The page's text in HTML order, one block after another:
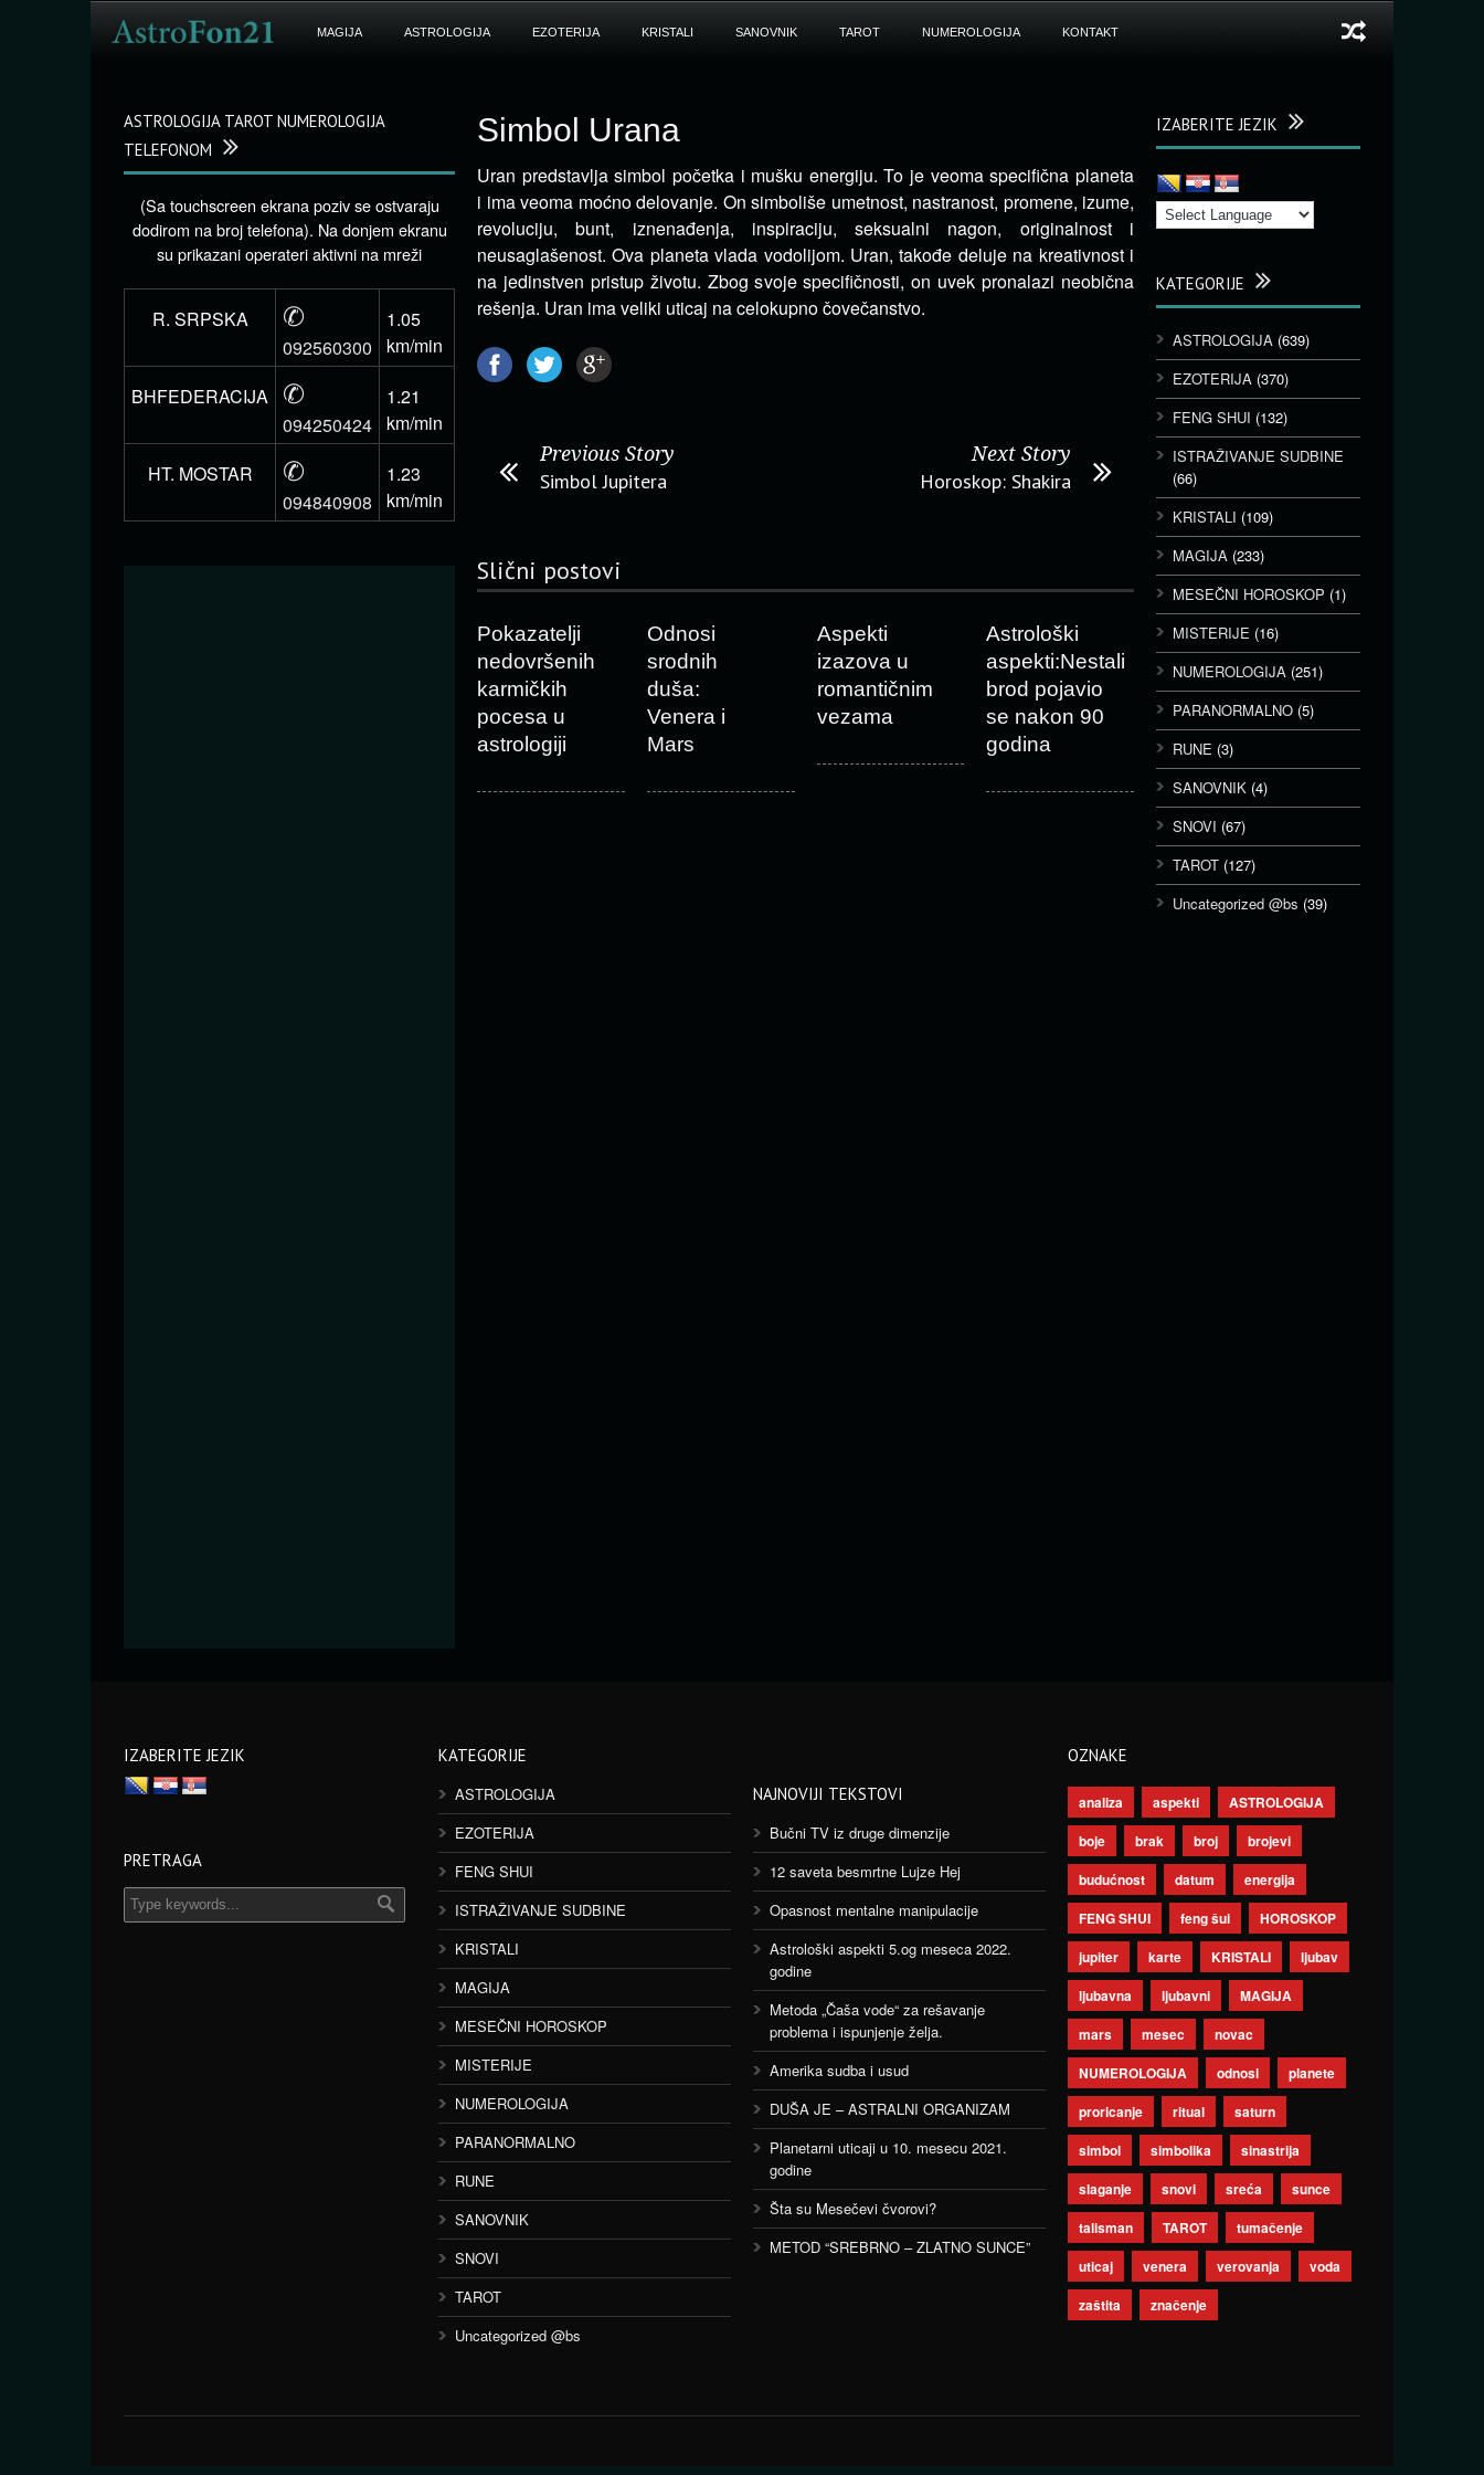
MAGIJA ASTROLOGIJA EZOTERIJA KRISTALI SANOVNIK TAROT NUMEROLOGIJA KONTAKT
Simbol Urana
Uran predstavlja simbol početka i mušku energiju. To je veoma specifična planeta
i ima veoma moćno delovanje. On simboliše umetnost, nastranost, promene, izume,
revoluciju, bunt, iznenađenja, inspiraciju, seksualni nagon, originalnost i
neusaglašenost. Ova planeta vlada vodolijom. Uran, takođe deluje na kreativnost i
na jedinstven pristup životu. Zbog svoje specifičnosti, on uvek pronalazi neobična
rešenja. Uran ima veliki uticaj na celokupno čovečanstvo.
Previous Story
Simbol Jupitera
Next Story
Horoskop: Shakira
Slični postovi
Pokazatelji
nedovršenih
karmičkih
pocesa u
astrologiji
Odnosi
srodnih
duša:
Venera i
Mars
Aspekti
izazova u
romantičnim
vezama
Astrološki
aspekti:Nestali
brod pojavio
se nakon 90
godina
IZABERITE JEZIK
KATEGORIJE
ASTROLOGIJA (639)
EZOTERIJA (370)
FENG SHUI (132)
ISTRAŽIVANJE SUDBINE
(66)
KRISTALI (109)
MAGIJA (233)
MESEČNI HOROSKOP (1)
MISTERIJE (16)
NUMEROLOGIJA (251)
PARANORMALNO (5)
RUNE (3)
SANOVNIK (4)
SNOVI (67)
TAROT (127)
Uncategorized @bs (39)
ASTROLOGIJA TAROT NUMEROLOGIJA
TELEFONOM
(Sa touchscreen ekrana poziv se ostvaraju
dodirom na broj telefona). Na donjem ekranu
su prikazani operateri aktivni na mreži
R. SRPSKA ✆
092560300
1.05
km/min
BHFEDERACIJA
✆
094250424
1.21
km/min
HT. MOSTAR
✆
094840908
1.23
km/min
IZABERITE JEZIK
PRETRAGA
KATEGORIJE
ASTROLOGIJA
EZOTERIJA
FENG SHUI
ISTRAŽIVANJE SUDBINE
KRISTALI
MAGIJA
MESEČNI HOROSKOP
MISTERIJE
NUMEROLOGIJA
PARANORMALNO
RUNE
SANOVNIK
SNOVI
TAROT
Uncategorized @bs
NAJNOVIJI TEKSTOVI
Bučni TV iz druge dimenzije
12 saveta besmrtne Lujze Hej
Opasnost mentalne manipulacije
Astrološki aspekti 5.og meseca 2022.
godine
Metoda „Čaša vode“ za rešavanje
problema i ispunjenje želja.
Amerika sudba i usud
DUŠA JE – ASTRALNI ORGANIZAM
Planetarni uticaji u 10. mesecu 2021.
godine
Šta su Mesečevi čvorovi?
METOD “SREBRNO – ZLATNO SUNCE”
OZNAKE
analiza aspekti
ASTROLOGIJA
boje
brak broj
brojevi
budućnost
datum
energija
FENG SHUI
feng šui
HOROSKOP
jupiter
karte KRISTALI
ljubav
ljubavna
ljubavni
MAGIJA
mars
mesec
novac
NUMEROLOGIJA
odnosi
planete
proricanje
ritual
saturn
simbol
simbolika
sinastrija
slaganje
snovi sreća
sunce
talisman
TAROT
tumačenje
uticaj
venera verovanja
voda
zaštita
značenje